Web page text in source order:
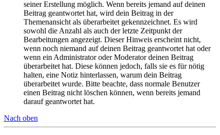
seiner Erstellung möglich. Wenn bereits jemand auf deinen
Beitrag geantwortet hat, wird dein Beitrag in der
Themenansicht als überarbeitet gekennzeichnet. Es wird
sowohl die Anzahl als auch der letzte Zeitpunkt der
Bearbeitungen angezeigt. Dieser Hinweis erscheint nicht,
wenn noch niemand auf deinen Beitrag geantwortet hat oder
wenn ein Administrator oder Moderator deinen Beitrag
überarbeitet hat. Diese können jedoch, falls sie es für nötig
halten, eine Notiz hinterlassen, warum dein Beitrag
überarbeitet wurde. Bitte beachte, dass normale Benutzer
einen Beitrag nicht löschen können, wenn bereits jemand
darauf geantwortet hat.
Nach oben